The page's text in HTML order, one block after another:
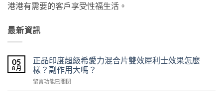
港港有需要的客戶享受性福生活。
最新資訊
05
8 月
正品印度超級希愛力混合片雙效犀利士效果怎麼
樣？副作用大嗎？
在
留言功能已關閉